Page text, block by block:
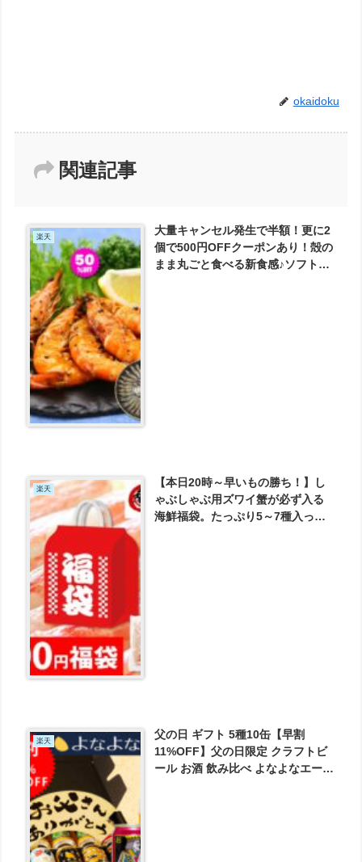
okaidoku
関連記事
楽天
大量キャンセル発生で半額！更に2
個で500円OFFクーポンあり！殻の
まま丸ごと食べる新食感♪ソフトシ
楽天
【本日20時～早いもの勝ち！】し
ゃぶしゃぶ用ズワイ蟹が必ず入る
海鮮福袋。たっぷり5～7種入って3
楽天
父の日 ギフト 5種10缶【早割
11%OFF】父の日限定 クラフトビ
ール お酒 飲み比べ よなよなエール